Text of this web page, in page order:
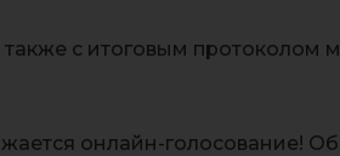
с итоговым
онлайн-голосование!